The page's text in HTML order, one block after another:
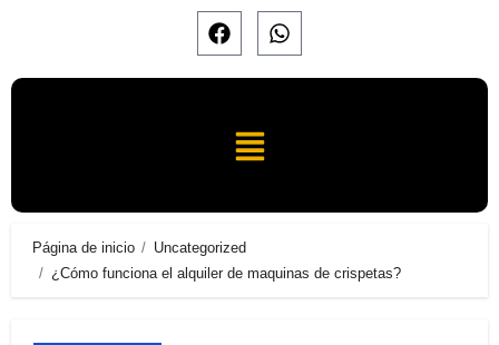
Página de inicio
Uncategorized
¿Cómo funciona el alquiler de maquinas de crispetas?